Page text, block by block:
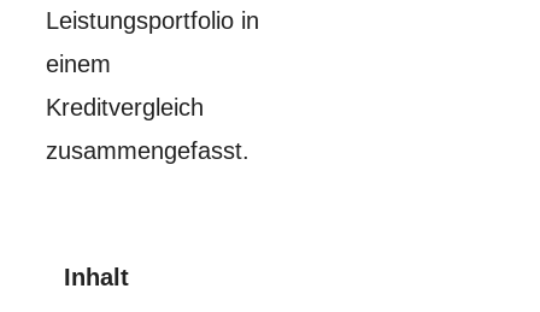
Leistungsportfolio in
einem
Kreditvergleich
zusammengefasst.
Inhalt